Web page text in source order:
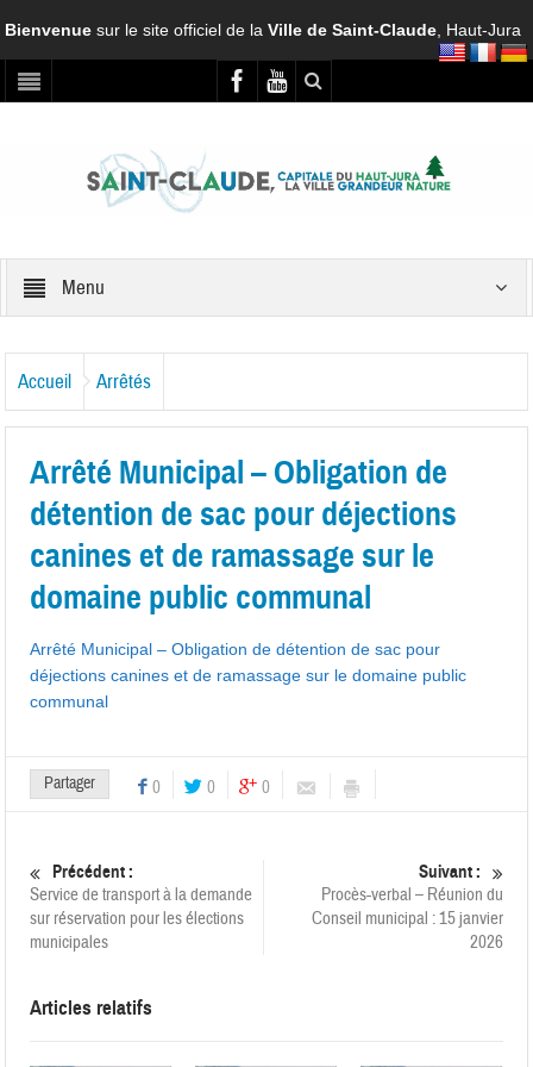
Bienvenuesur le site officiel de laVille de Saint-Claude , Haut-Jura
Menu
Accueil Arrêtés
Arrêté Municipal – Obligation de
détention de sac pour déjections
canines et de ramassage sur le
domaine public communal
Arrêté Municipal – Obligation de détention de sac pour
déjections canines et de ramassage sur le domaine public
communal
Partager 0 0 0
Précédent :
Service de transport à la demande
sur réservation pour les élections
municipales
Suivant :
Procès-verbal – Réunion du
Conseil municipal : 15 janvier
2026
Articles relatifs